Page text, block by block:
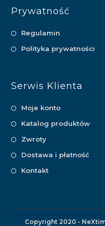
Prywatność
Regulamin
Polityka prywatności
Serwis Klienta
Moje konto
Katalog produktów
Zwroty
Dostawa i płatność
Kontakt
Copyright 2020 -